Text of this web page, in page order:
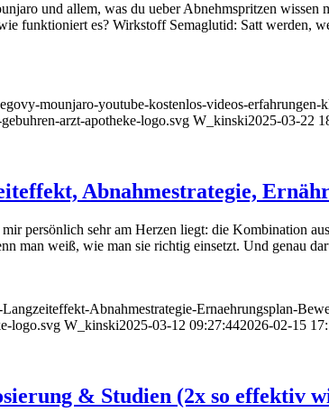
und allem, was du ueber Abnehmspritzen
funktioniert es? Wirkstoff Semaglutid: Satt werden,
mounjaro-youtube-kostenlos-videos-
arzt-apotheke-logo.svg W_kinski2025-03-22
Abnahmestrategie,
persönlich sehr am Herzen liegt: die Kombination
man weiß, wie man sie richtig einsetzt. Und genau
Abnahmestrategie-Ernaehrungsplan-
logo.svg W_kinski2025-03-12 09:27:442026-02-15
& Studien (2x so effektiv